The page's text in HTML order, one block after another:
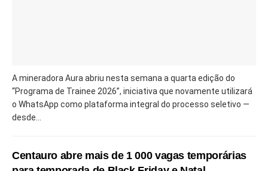
A mineradora Aura abriu nesta semana a quarta edição do
“Programa de Trainee 2026”, iniciativa que novamente utilizará
o WhatsApp como plataforma integral do processo seletivo —
desde...
Centauro abre mais de 1 000 vagas temporárias